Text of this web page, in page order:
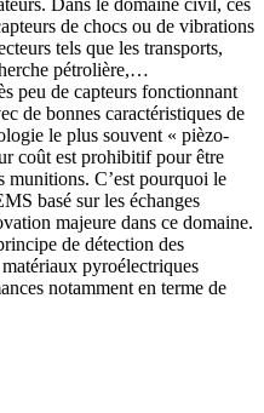
Dans le domaine civil, ces
de chocs ou de vibrations
tels que les transports,
pétrolière,…
peu de capteurs fonctionnant
de bonnes caractéristiques de
le plus souvent « pièzo-
coût est prohibitif pour être
munitions. C’est pourquoi le
basé sur les échanges
majeure dans ce domaine.
de détection des
pyroélectriques
notamment en terme de